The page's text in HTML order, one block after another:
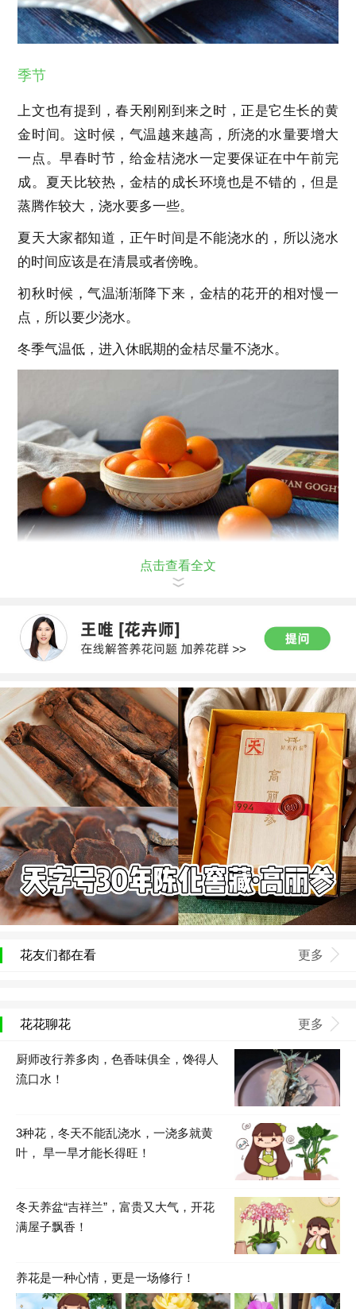
季节
上文也有提到，春天刚刚到来之时，正是它生长的黄
金时间。这时候，气温越来越高，所浇的水量要增大
一点。早春时节，给金桔浇水一定要保证在中午前完
成。夏天比较热，金桔的成长环境也是不错的，但是
蒸腾作较大，浇水要多一些。
夏天大家都知道，正午时间是不能浇水的，所以浇水
的时间应该是在清晨或者傍晚。
初秋时候，气温渐渐降下来，金桔的花开的相对慢一
点，所以要少浇水。
冬季气温低，进入休眠期的金桔尽量不浇水。
点击查看全文
花友们都在看 更多
花花聊花 更多
厨师改行养多肉，色香味俱全，馋得人
流口水！
3种花，冬天不能乱浇水，一浇多就黄
叶， 旱一旱才能长得旺！
冬天养盆“吉祥兰”，富贵又大气，开花
满屋子飘香！
养花是一种心情，更是一场修行！